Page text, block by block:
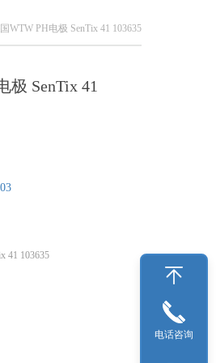
WTW PH电极 SenTix 41 103635
极 SenTix 41
41 103635
电话咨询